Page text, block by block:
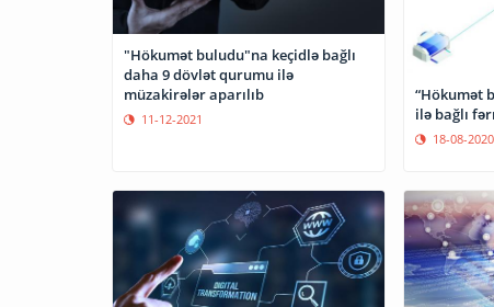
"Hökumət buludu"na keçidlə bağlı
daha 9 dövlət qurumu ilə
müzakirələr aparılıb
11-12-2021
“Hökumət
ilə bağlı
18-08-2020